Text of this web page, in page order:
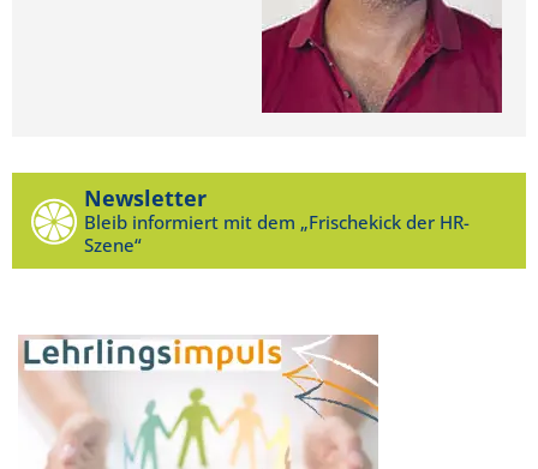
Newsletter
Bleib informiert mit dem „Frischekick der HR-
Szene“